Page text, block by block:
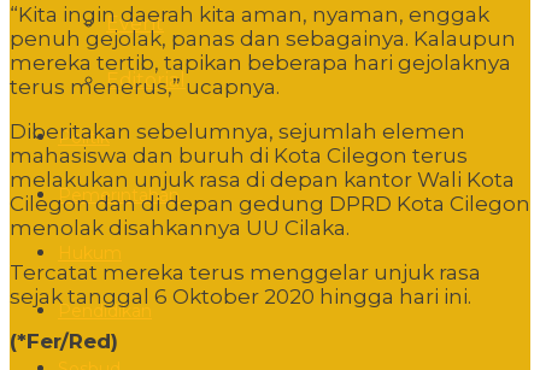
Event
Editorial
Politik
Pemerintahan
Pendidikan
“Kita ingin daerah kita aman, nyaman, enggak
penuh gejolak, panas dan sebagainya. Kalaupun
mereka tertib, tapikan beberapa hari gejolaknya
terus menerus,” ucapnya.
Diberitakan sebelumnya, sejumlah elemen
mahasiswa dan buruh di Kota Cilegon terus
melakukan unjuk rasa di depan kantor Wali Kota
Cilegon dan di depan gedung DPRD Kota Cilegon
menolak disahkannya UU Cilaka.
Tercatat mereka terus menggelar unjuk rasa
sejak tanggal 6 Oktober 2020 hingga hari ini.
(*Fer/Red)